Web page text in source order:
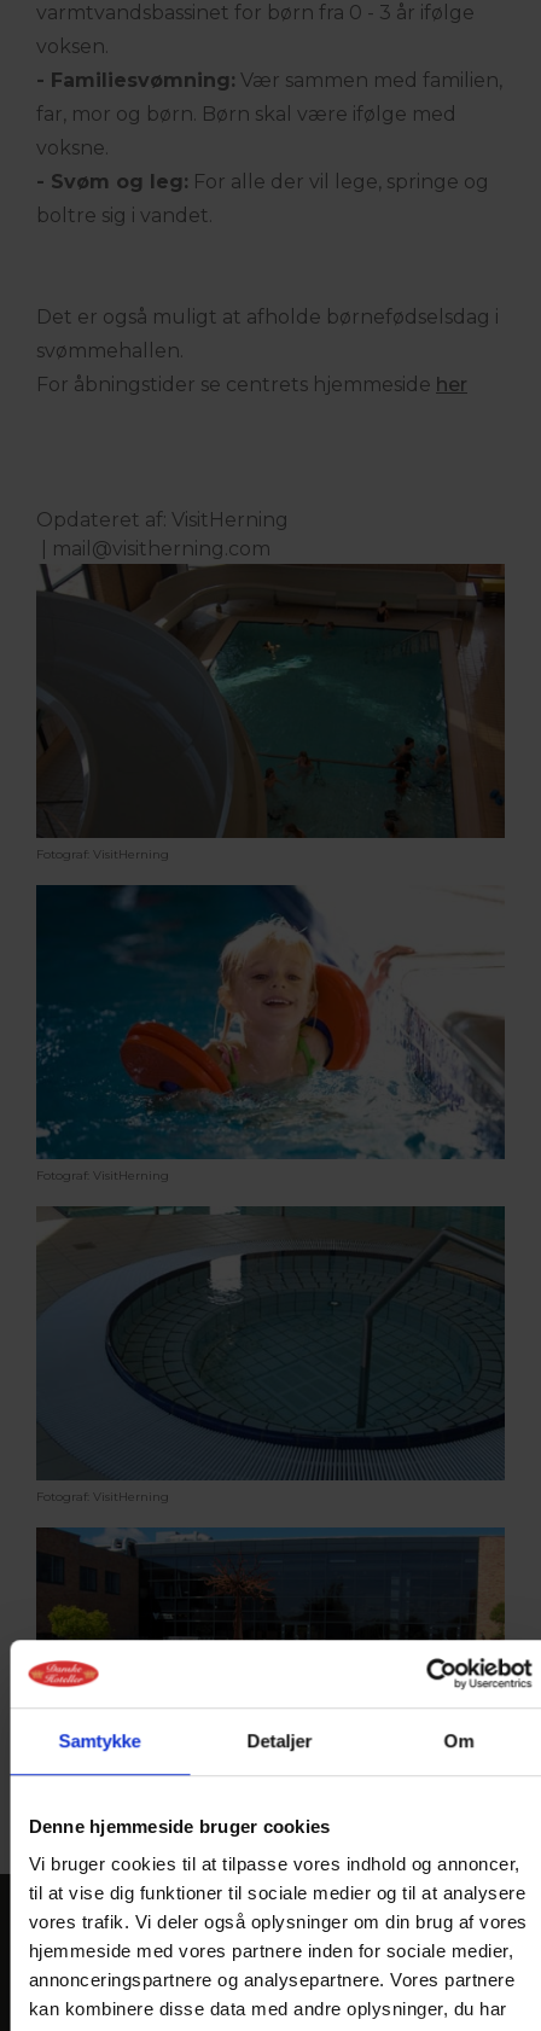
Samtykke Detaljer Om
Denne hjemmeside bruger cookies
Vi bruger cookies til at tilpasse vores indhold og annoncer,
til at vise dig funktioner til sociale medier og til at analysere
vores trafik. Vi deler også oplysninger om din brug af vores
hjemmeside med vores partnere inden for sociale medier,
annonceringspartnere og analysepartnere. Vores partnere
kan kombinere disse data med andre oplysninger, du har
varmtvandsbassinet for børn fra 0 - 3 år ifølge
voksen.
- Familiesvømning: Vær sammen med familien,
far, mor og børn. Børn skal være ifølge med
voksne.
- Svøm og leg: For alle der vil lege, springe og
boltre sig i vandet.
Det er også muligt at afholde børnefødselsdag i
svømmehallen.
For åbningstider se centrets hjemmeside her
Opdateret af: VisitHerning
mail@visitherning.com
Fotograf: VisitHerning
Fotograf: VisitHerning
Fotograf: VisitHerning
KONTAKT
Hotel Lynggaarden